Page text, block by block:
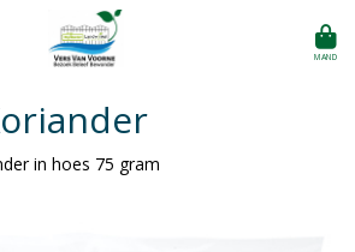
MAND
in hoes 75 gram